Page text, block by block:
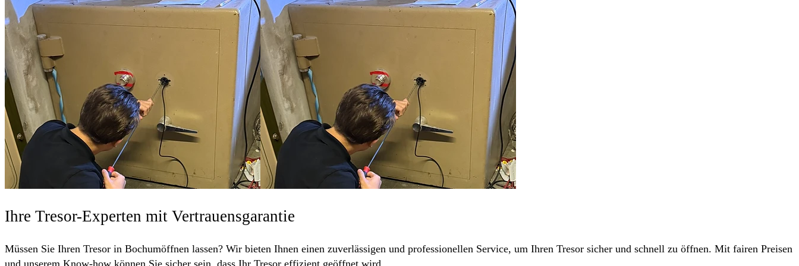
Ihre Tresor-Experten mit Vertrauensgarantie
Müssen Sie Ihren Tresor in Bochumöffnen lassen? Wir bieten Ihnen einen zuverlässigen und professionellen Service, um Ihren Tresor sicher und schnell zu öffnen. Mit fairen Preisen